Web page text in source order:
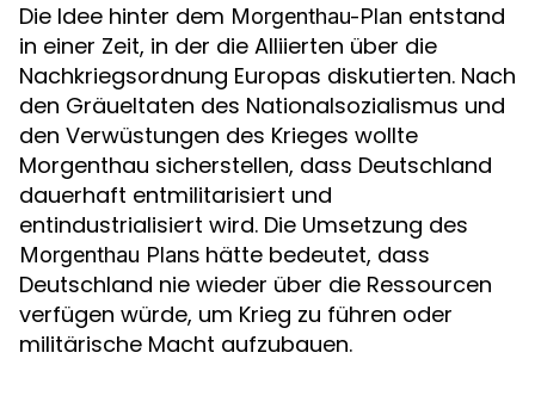
Die Idee hinter dem Morgenthau-Plan entstand
in einer Zeit, in der die Alliierten über die
Nachkriegsordnung Europas diskutierten. Nach
den Gräueltaten des Nationalsozialismus und
den Verwüstungen des Krieges wollte
Morgenthau sicherstellen, dass Deutschland
dauerhaft entmilitarisiert und
entindustrialisiert wird. Die Umsetzung des
Morgenthau Plans hätte bedeutet, dass
Deutschland nie wieder über die Ressourcen
verfügen würde, um Krieg zu führen oder
militärische Macht aufzubauen.